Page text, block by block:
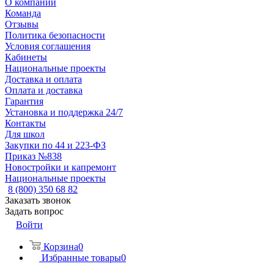
О компании
Команда
Отзывы
Политика безопасности
Условия соглашения
Кабинеты
Национальные проекты
Доставка и оплата
Оплата и доставка
Гарантия
Установка и поддержка 24/7
Контакты
Для школ
Закупки по 44 и 223-ФЗ
Приказ №838
Новостройки и капремонт
Национальные проекты
8 (800) 350 68 82
Заказать звонок
Задать вопрос
Войти
Корзина0
Избранные товары0